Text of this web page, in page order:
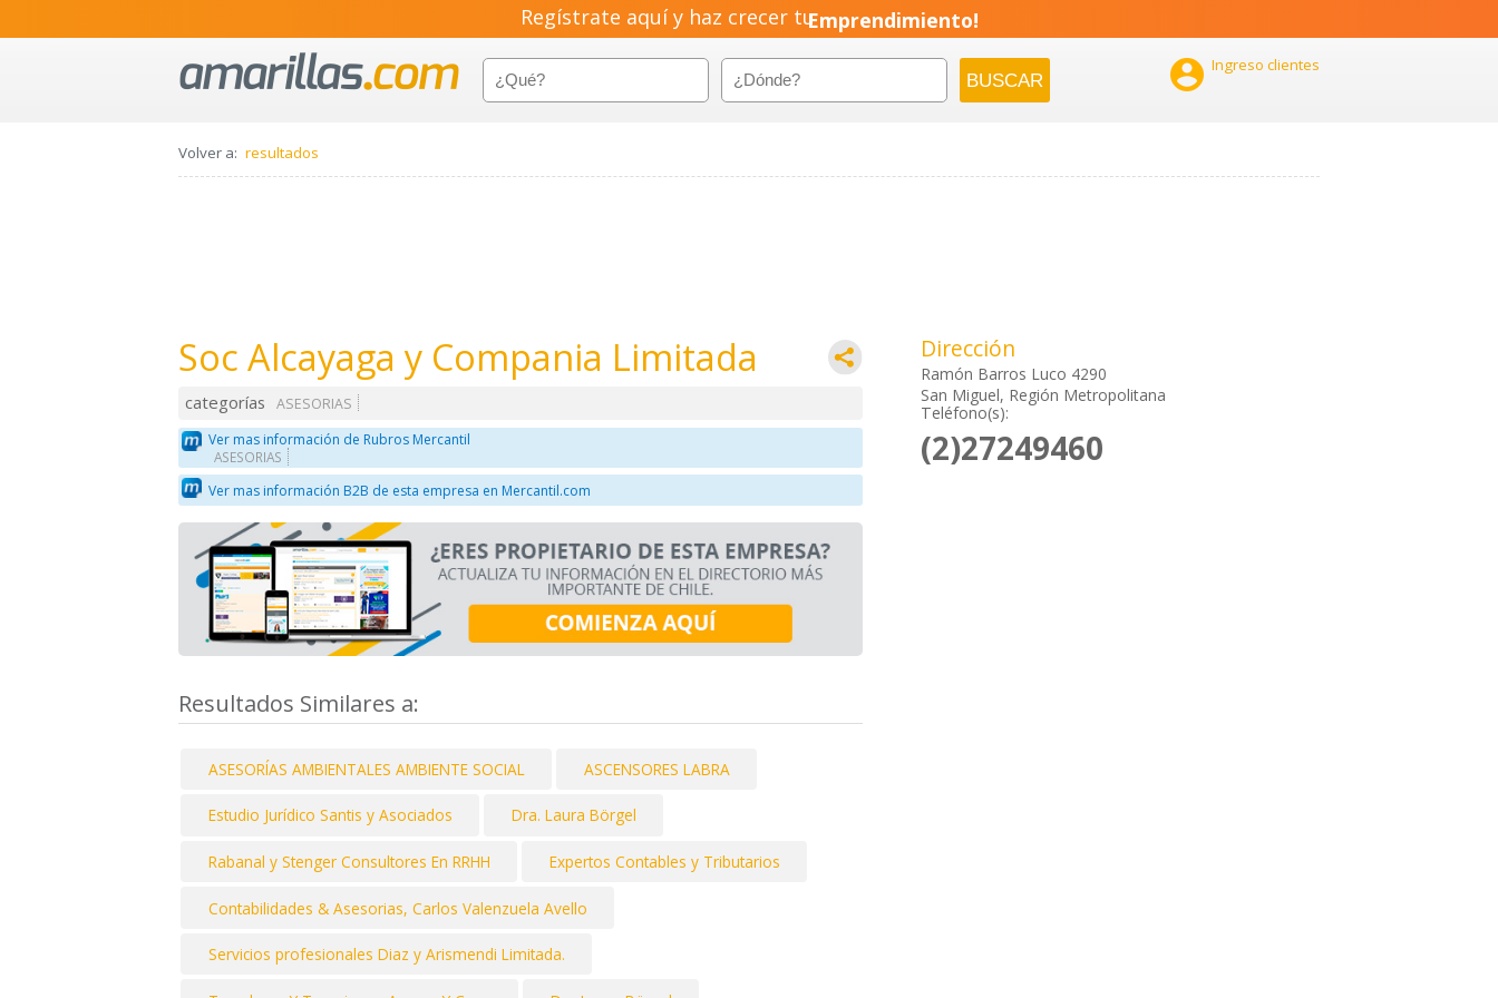
Regístrate aquí y haz crecer tuEmprendimiento!
 Ingreso clientes
Volver a: resultados
Soc Alcayaga y Compania Limitada
categorías
ASESORIAS
Ver mas información de Rubros Mercantil
ASESORIAS
Ver mas información B2B de esta empresa en Mercantil.com
Resultados Similares a:
ASESORÍAS AMBIENTALES AMBIENTE SOCIAL ASCENSORES LABRA
Estudio Jurídico Santis y Asociados Dra. Laura Börgel
Rabanal y Stenger Consultores En RRHH Expertos Contables y Tributarios
Contabilidades & Asesorias, Carlos Valenzuela Avello
Servicios profesionales Diaz y Arismendi Limitada.
Dirección
Ramón Barros Luco 4290
San Miguel, Región Metropolitana
Teléfono(s):
(2)27249460